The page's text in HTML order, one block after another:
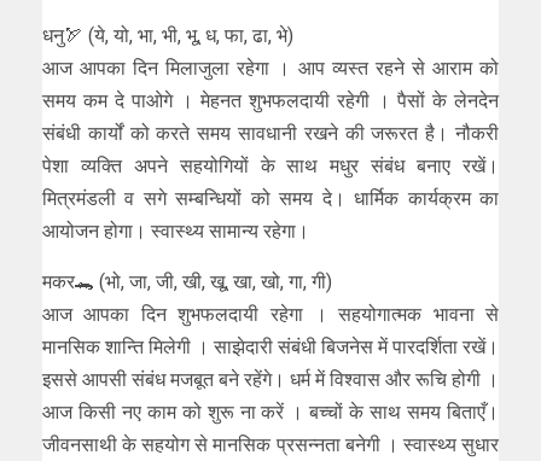
धनु🏹 (ये, यो, भा, भी, भू, ध, फा, ढा, भे)
आज आपका दिन मिलाजुला रहेगा । आप व्यस्त रहने से आराम को
समय कम दे पाओगे । मेहनत शुभफलदायी रहेगी । पैसों के लेनदेन
संबंधी कार्यों को करते समय सावधानी रखने की जरूरत है। नौकरी
पेशा व्यक्ति अपने सहयोगियों के साथ मधुर संबंध बनाए रखें।
मित्रमंडली व सगे सम्बन्धियों को समय दे। धार्मिक कार्यक्रम का
आयोजन होगा। स्वास्थ्य सामान्य रहेगा।
मकर🐊 (भो, जा, जी, खी, खू, खा, खो, गा, गी)
आज आपका दिन शुभफलदायी रहेगा । सहयोगात्मक भावना से
मानसिक शान्ति मिलेगी । साझेदारी संबंधी बिजनेस में पारदर्शिता रखें।
इससे आपसी संबंध मजबूत बने रहेंगे। धर्म में विश्वास और रूचि होगी ।
आज किसी नए काम को शुरू ना करें । बच्चों के साथ समय बिताएँ।
जीवनसाथी के सहयोग से मानसिक प्रसन्नता बनेगी । स्वास्थ्य सुधार